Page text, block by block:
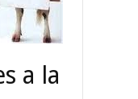
a la